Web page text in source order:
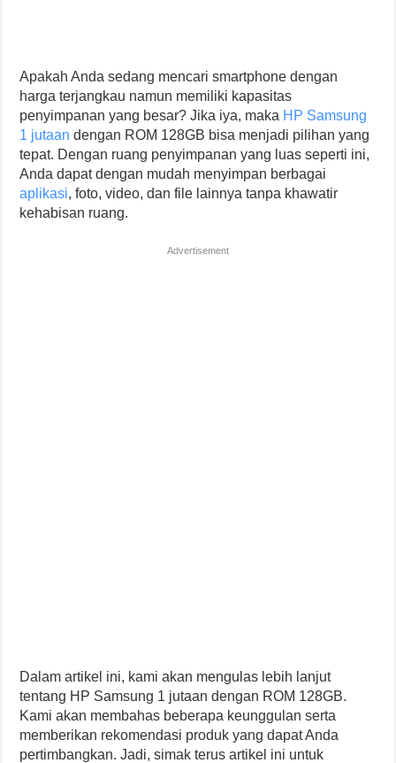
Apakah Anda sedang mencari smartphone dengan
harga terjangkau namun memiliki kapasitas
penyimpanan yang besar? Jika iya, maka HP Samsung
1 jutaan dengan ROM 128GB bisa menjadi pilihan yang
tepat. Dengan ruang penyimpanan yang luas seperti ini,
Anda dapat dengan mudah menyimpan berbagai
aplikasi, foto, video, dan file lainnya tanpa khawatir
kehabisan ruang.
Advertisement
Dalam artikel ini, kami akan mengulas lebih lanjut
tentang HP Samsung 1 jutaan dengan ROM 128GB.
Kami akan membahas beberapa keunggulan serta
memberikan rekomendasi produk yang dapat Anda
pertimbangkan. Jadi, simak terus artikel ini untuk